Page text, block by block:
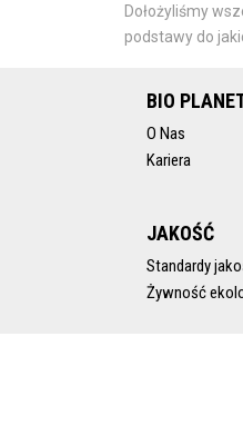
Dołożyliśmy
podstawy do
BIO
O Nas
Kariera
JAKOŚĆ
Standardy
Żywność